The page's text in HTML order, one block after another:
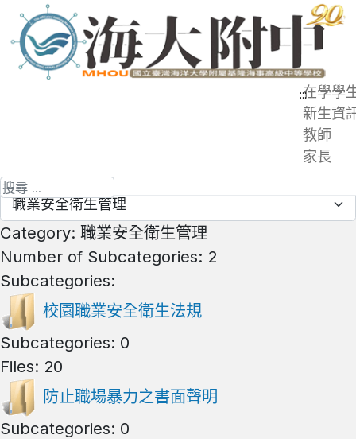
到
:::在學學
新生資
教師
家長
搜尋
Up
Category: 職業安全衛生管理
Number of Subcategories: 2
Subcategories:
校園職業安全衛生法規
Subcategories: 0
Files: 20
防止職場暴力之書面聲明
Subcategories: 0